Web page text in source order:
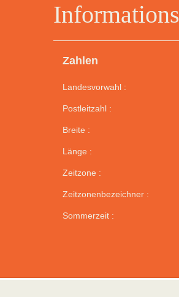
Informations
Zahlen
Landesvorwahl :
Postleitzahl :
Breite :
Länge :
Zeitzone :
Zeitzonenbezeichner :
Sommerzeit :